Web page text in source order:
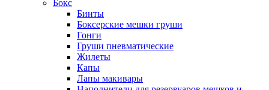
Бокс
Бинты
Боксерские мешки груши
Гонги
Груши пневматические
Жилеты
Капы
Лапы макивары